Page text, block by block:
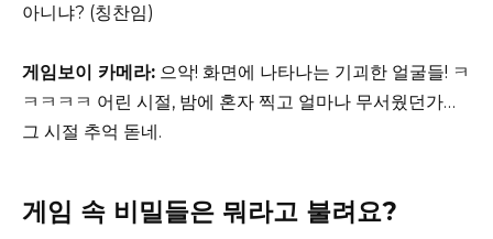
아니냐? (칭찬임)
게임보이 카메라: 으악! 화면에 나타나는 기괴한 얼굴들! ㅋ
ㅋㅋㅋㅋ 어린 시절, 밤에 혼자 찍고 얼마나 무서웠던가…
그 시절 추억 돋네.
게임 속 비밀들은 뭐라고 불려요?